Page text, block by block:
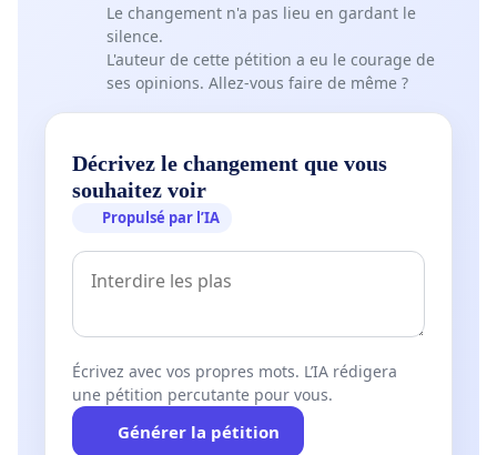
Le changement n'a pas lieu en gardant le
silence.
L'auteur de cette pétition a eu le courage de
ses opinions. Allez-vous faire de même ?
Décrivez le changement que vous
souhaitez voir
Propulsé par l’IA
Écrivez avec vos propres mots. L’IA rédigera
une pétition percutante pour vous.
Générer la pétition